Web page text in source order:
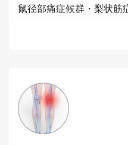
鼠径部痛症候群・梨状筋